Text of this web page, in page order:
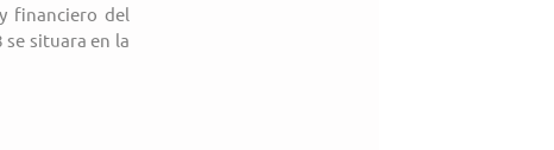
financiero del
situara en la